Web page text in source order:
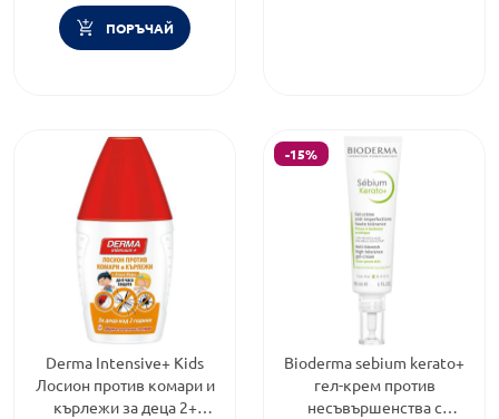
ПОРЪЧАЙ
Derma Intensive+ Kids
Лосион против комари и
кърлежи за деца 2+
-15%
Bioderma sebium kerato+
гел-крем против
несъвършенства с